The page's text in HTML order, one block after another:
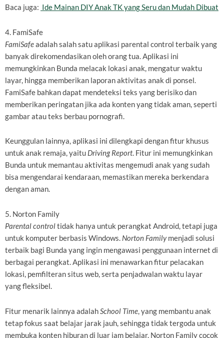
Baca juga: Ide Mainan DIY Anak TK yang Seru dan Mudah Dibuat
4. FamiSafe
FamiSafeadalah salah satu aplikasi parental control terbaik yang
banyak direkomendasikan oleh orang tua. Aplikasi ini
memungkinkan Bunda melacak lokasi anak, mengatur waktu
layar, hingga memberikan laporan aktivitas anak di ponsel.
FamiSafe bahkan dapat mendeteksi teks yang berisiko dan
memberikan peringatan jika ada konten yang tidak aman, seperti
gambar atau teks berbau pornografi.
Keunggulan lainnya, aplikasi ini dilengkapi dengan fitur khusus
untuk anak remaja, yaituDriving Report. Fitur ini memungkinkan
Bunda untuk memantau aktivitas mengemudi anak yang sudah
bisa mengendarai kendaraan, memastikan mereka berkendara
dengan aman.
5. Norton Family
Parental controltidak hanya untuk perangkat Android, tetapi juga
untuk komputer berbasis Windows. Norton Familymenjadi solusi
terbaik bagi Bunda yang ingin mengawasi penggunaan internet di
berbagai perangkat. Aplikasi ini menawarkan fitur pelacakan
lokasi, pemfilteran situs web, serta penjadwalan waktu layar
yang fleksibel.
Fitur menarik lainnya adalahSchool Time, yang membantu anak
tetap fokus saat belajar jarak jauh, sehingga tidak tergoda untuk
membuka konten hiburan di luar jam belajar. Norton Family cocok